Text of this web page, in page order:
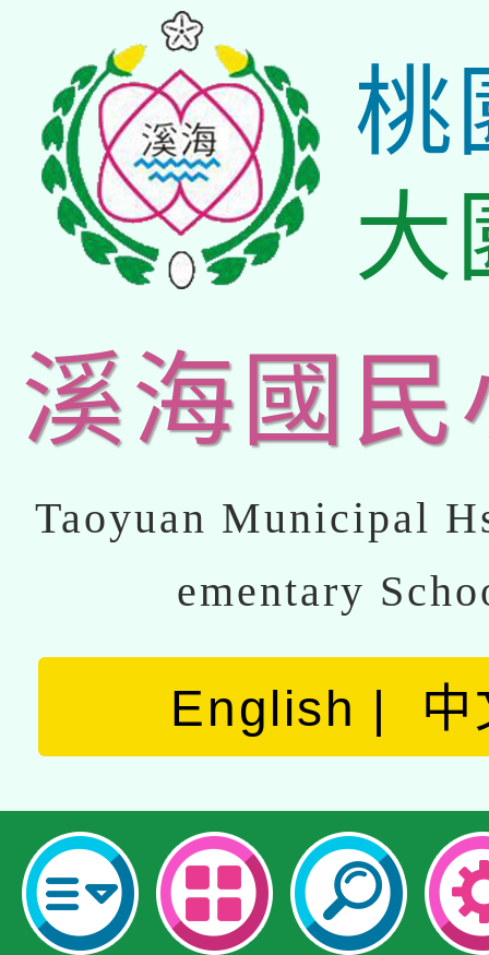
桃
大
溪海國民
Taoyuan Municipal
ementary
English 中